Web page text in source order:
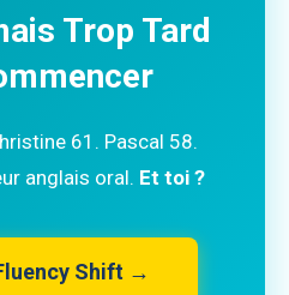
Trop Tard
61. Pascal 58.
anglais oral. Et toi ?
Shift →